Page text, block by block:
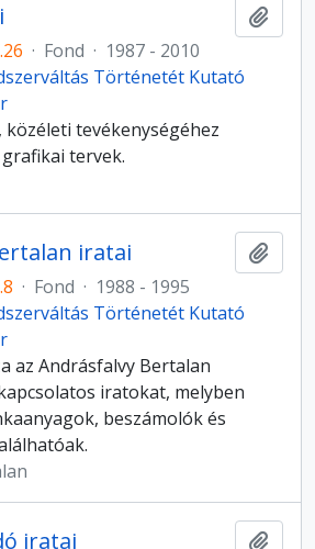
· Fond · 1987 - 2010
Történetét Kutató
tevékenységéhez
tervek.
iratai
· Fond · 1988 - 1995
Történetét Kutató
az Andrásfalvy Bertalan
iratokat, melyben
beszámolók és
iratai